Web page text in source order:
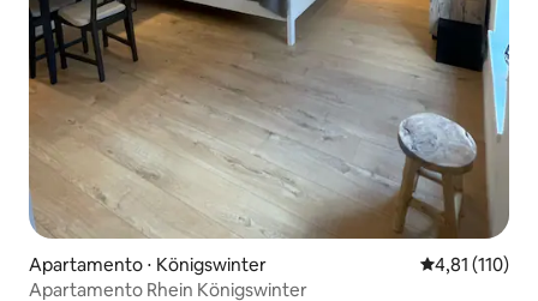
Apartamento ⋅ Königswinter 4,81 de uma
4,81 (110)
Apartamento Rhein Königswinter